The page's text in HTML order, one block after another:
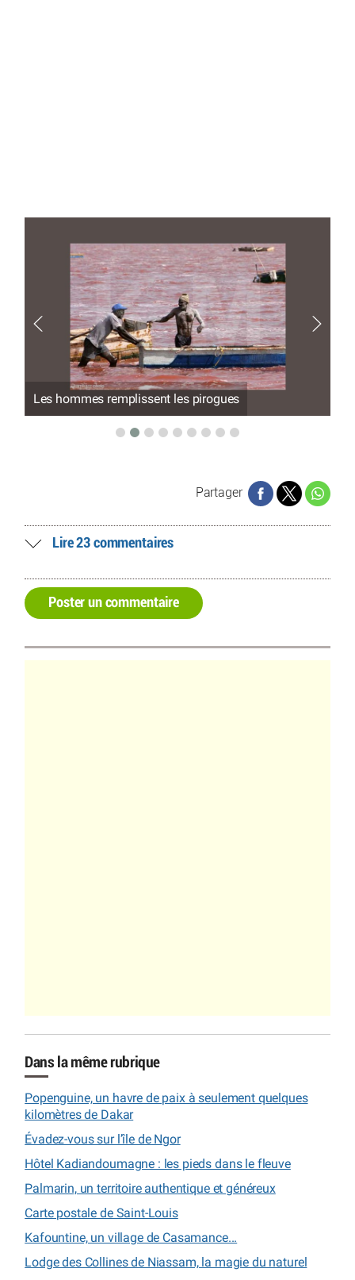
Les hommes remplissent les pirogues
Partager
Lire 23 commentaires
Poster un commentaire
Dans la même rubrique
Popenguine, un havre de paix à seulement quelques
kilomètres de Dakar
Évadez-vous sur l’île de Ngor
Hôtel Kadiandoumagne : les pieds dans le fleuve
Palmarin, un territoire authentique et généreux
Carte postale de Saint-Louis
Kafountine, un village de Casamance...
Lodge des Collines de Niassam, la magie du naturel